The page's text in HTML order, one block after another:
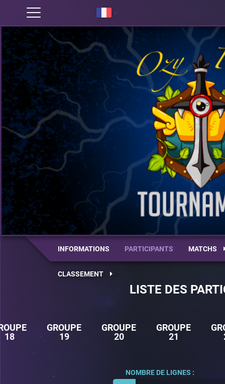
INFORMATIONS PARTICIPANTS MATCHS
CLASSEMENT
LISTE DES
18
GROUPE
19
GROUPE
20
GROUPE
21
NOMBRE DE LIGNES :